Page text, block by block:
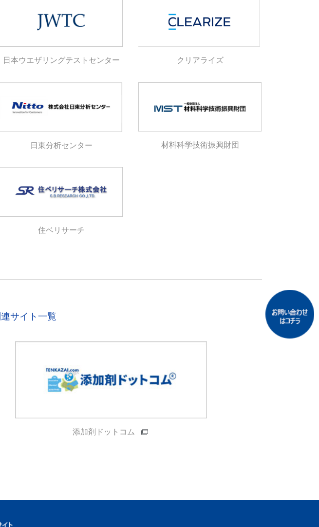
日本ウエザリングテストセンター クリアライズ
日東分析センター 材料科学技術振興財団
住ベリサーチ
サイト一覧
添加剤ドットコム